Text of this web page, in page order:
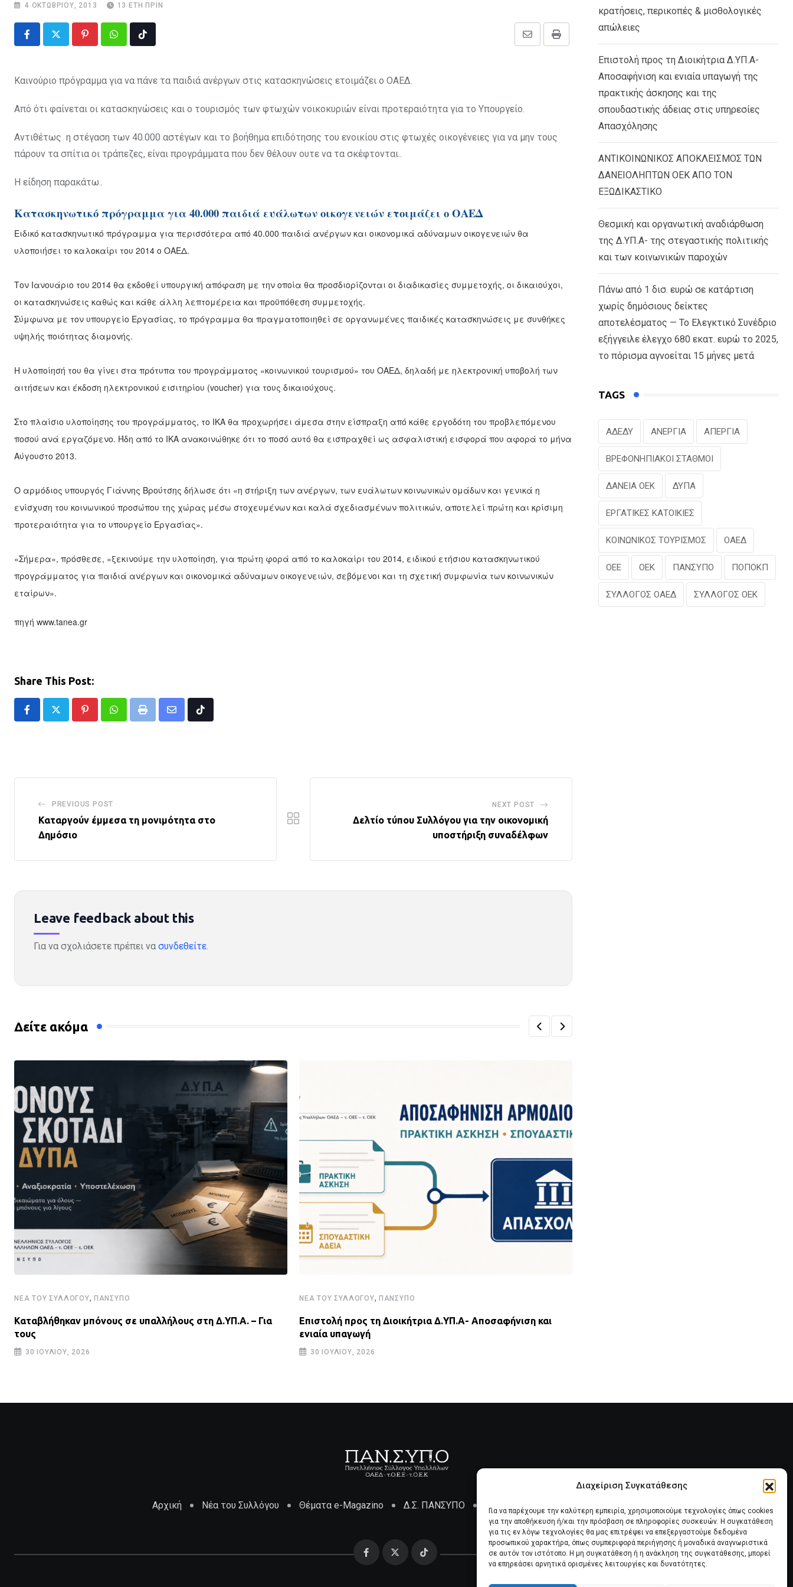
Διαχείριση Συγκατάθεσης
Για να παρέχουμε την καλύτερη εμπειρία, χρησιμοποιούμε τεχνολογίες όπως cookies
για την αποθήκευση ή/και την πρόσβαση σε πληροφορίες συσκευών. Η συγκατάθεση
για τις εν λόγω τεχνολογίες θα μας επιτρέψει να επεξεργαστούμε δεδομένα
προσωπικού χαρακτήρα, όπως συμπεριφορά περιήγησης ή μοναδικά αναγνωριστικά
σε αυτόν τον ιστότοπο. Η μη συγκατάθεση ή η ανάκληση της συγκατάθεσης, μπορεί
να επηρεάσει αρνητικά ορισμένες λειτουργίες και δυνατότητες.
4 ΟΚΤΩΒΡΊΟΥ, 2013 13 ΈΤΗ ΠΡΙΝ
PinterestWhatsapp Print
Share
Tiktok
Καινούριο πρόγραμμα για να πάνε τα παιδιά ανέργων στις κατασκηνώσεις ετοιμάζει ο ΟΑΕΔ.
Από ότι φαίνεται οι κατασκηνώσεις και ο τουρισμός των φτωχών νοικοκυριών είναι προτεραιότητα για το Υπουργείο.
Αντιθέτως η στέγαση των 40.000 αστέγων και το βοήθημα επιδότησης του ενοικίου στις φτωχές οικογένειες για να μην τους
πάρουν τα σπίτια οι τράπεζες, είναι προγράμματα που δεν θέλουν ουτε να τα σκέφτονται..
Η είδηση παρακάτω..
Κατασκηνωτικό πρόγραμμα για 40.000 παιδιά ευάλωτων οικογενειών ετοιμάζει ο ΟΑΕΔ
Ειδικό κατασκηνωτικό πρόγραμμα για περισσότερα από 40.000 παιδιά ανέργων και οικονομικά αδύναμων οικογε­νειών θα
υλοποιήσει το καλοκαίρι του 2014 ο ΟΑΕΔ.
Τον Ιανουάριο του 2014 θα εκδοθεί υπουργική απόφαση με την οποία θα προσδιορίζονται οι διαδικασίες συμμετοχής, οι δικαιούχοι,
οι κατασκηνώσεις καθώς και κάθε άλλη λεπτομέρεια και προϋπόθεση συμμετο­χής.
Σύμφωνα με τον υπουργείο Εργασίας, το πρόγραμμα θα πραγματοποιηθεί σε οργανωμένες παι­δικές κατασκηνώσεις με συνθήκες
υψηλής ποιότητας διαμονής.
Η υλοποίησή του θα γίνει στα πρότυπα του προγράμματος «κοι­νωνικού τουρισμού» του ΟΑΕΔ, δηλαδή με ηλεκτρονική υποβολή των
αιτήσεων και έκδοση ηλεκτρονικού εισι­τηρίου (voucher) για τους δικαιούχους.
Στο πλαίσιο υλοποίησης του προγράμματος, το ΙΚΑ θα προχω­ρήσει άμεσα στην είσπραξη από κάθε εργοδότη του προβλεπόμενου
ποσού ανά εργαζόμενο. Ήδη από το ΙΚΑ ανακοινώθηκε ότι το ποσό αυτό θα εισ­πραχθεί ως ασφαλιστική εισφορά που αφορά το μήνα
Αύγουστο 2013.
Ο αρμόδιος υπουργός Γιάννης Βρούτσης δήλωσε ότι «η στήριξη των ανέργων, των ευάλωτων κοινωνικών ομάδων και γενικά η
ενίσχυση του κοινωνικού προσώπου της χώρας μέσω στοχευμένων και καλά σχεδιασμένων πολιτικών, αποτελεί πρώτη και κρίσιμη
προτεραιότητα για το υπουργείο Εργασίας».
«Σήμερα», πρόσθεσε, «ξεκι­νούμε την υλοποίηση, για πρώτη φορά από το καλοκαίρι του 2014, ειδι­κού ετήσιου κατασκηνωτικού
προγράμματος για παιδιά ανέργων και οικο­νομικά αδύναμων οικογενειών, σεβόμενοι και τη σχετική συμφωνία των κοινωνικών
εταίρων».
πηγή www.tanea.gr
Share This Post:
PinterestWhatsappPrint
Share
Tiktok
PREVIOUS POST
Καταργούν έμμεσα τη μονιμότητα στο
Δημόσιο
NEXT POST
Δελτίο τύπου Συλλόγου για την οικονομική
υποστήριξη συναδέλφων
Leave feedback about this
Για να σχολιάσετε πρέπει να συνδεθείτε.
Δείτε ακόμα
ΝΈΑ ΤΟΥ ΣΥΛΛΌΓΟΥ, ΠΑΝΣΥΠΟ
Καταβλήθηκαν μπόνους σε υπαλλήλους στη Δ.ΥΠ.Α. – Για
τους
30 ΙΟΥΛΊΟΥ, 2026
ΝΈΑ ΤΟΥ ΣΥΛΛΌΓΟΥ, ΠΑΝΣΥΠΟ
Επιστολή προς τη Διοικήτρια Δ.ΥΠ.Α- Αποσαφήνιση και
ενιαία υπαγωγή
30 ΙΟΥΛΊΟΥ, 2026
κρατήσεις, περικοπές & μισθολογικές
απώλειες
Επιστολή προς τη Διοικήτρια Δ.ΥΠ.Α-
Αποσαφήνιση και ενιαία υπαγωγή της
πρακτικής άσκησης και της
σπουδαστικής άδειας στις υπηρεσίες
Απασχόλησης
ΑΝΤΙΚΟΙΝΩΝΙΚΟΣ ΑΠΟΚΛΕΙΣΜΟΣ ΤΩΝ
ΔΑΝΕΙΟΛΗΠΤΩΝ ΟΕΚ ΑΠΟ ΤΟΝ
ΕΞΩΔΙΚΑΣΤΙΚΟ
Θεσμική και οργανωτική αναδιάρθωση
της Δ.ΥΠ.Α- της στεγαστικής πολιτικής
και των κοινωνικών παροχών
Πάνω από 1 δισ. ευρώ σε κατάρτιση
χωρίς δημόσιους δείκτες
αποτελέσματος — Το Ελεγκτικό Συνέδριο
εξήγγειλε έλεγχο 680 εκατ. ευρώ το 2025,
το πόρισμα αγνοείται 15 μήνες μετά
TAGS
ΑΔΕΔΥ ΑΝΕΡΓΙΑ ΑΠΕΡΓΙΑ
ΒΡΕΦΟΝΗΠΙΑΚΟΙ ΣΤΑΘΜΟΙ
ΔΑΝΕΙΑ ΟΕΚ ΔΥΠΑ
ΕΡΓΑΤΙΚΕΣ ΚΑΤΟΙΚΙΕΣ
ΚΟΙΝΩΝΙΚΟΣ ΤΟΥΡΙΣΜΟΣ ΟΑΕΔ
ΟΕΕ ΟΕΚ ΠΑΝΣΥΠΟ ΠΟΠΟΚΠ
ΣΥΛΛΟΓΟΣ ΟΑΕΔ ΣΥΛΛΟΓΟΣ ΟΕΚ
Αρχική Νέα του Συλλόγου Θέματα e-Magazino Δ.Σ. ΠΑΝΣΥΠΟ Επικοινωνία Πολιτική Cookies (ΕΕ)